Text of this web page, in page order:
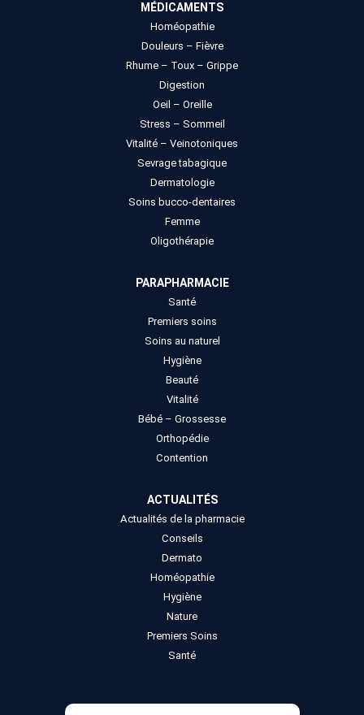
MÉDICAMENTS
Homéopathie
Douleurs – Fièvre
Rhume – Toux – Grippe
Digestion
Oeil – Oreille
Stress – Sommeil
Vitalité – Veinotoniques
Sevrage tabagique
Dermatologie
Soins bucco-dentaires
Femme
Oligothérapie
PARAPHARMACIE
Santé
Premiers soins
Soins au naturel
Hygiène
Beauté
Vitalité
Bébé – Grossesse
Orthopédie
Contention
ACTUALITÉS
Actualités de la pharmacie
Conseils
Dermato
Homéopathie
Hygiène
Nature
Premiers Soins
Santé